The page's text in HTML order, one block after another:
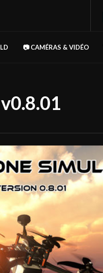
📷 CAMÉRAS & VIDÉO